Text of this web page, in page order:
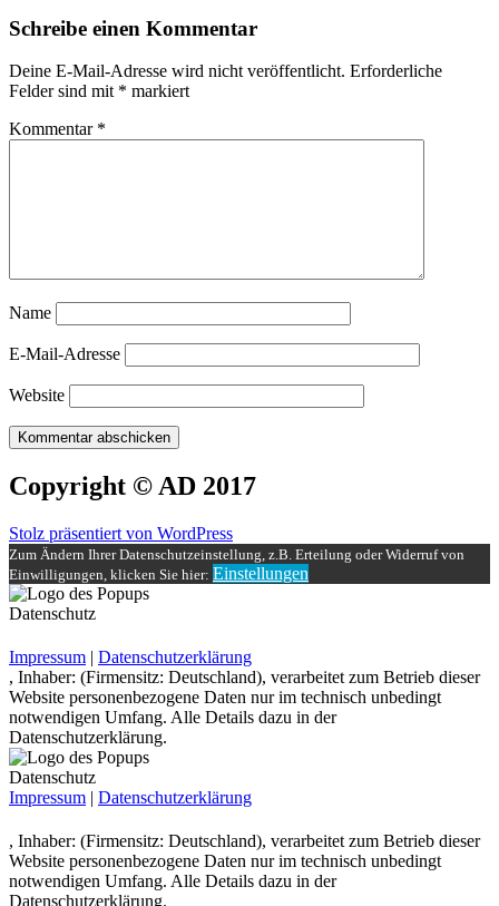
Schreibe einen Kommentar
Deine E-Mail-Adresse wird nicht veröffentlicht. Erforderliche
Felder sind mit * markiert
Kommentar *
Name
E-Mail-Adresse
Website
Copyright © AD 2017
Stolz präsentiert von WordPress
Zum Ändern Ihrer Datenschutzeinstellung, z.B. Erteilung oder Widerruf von
Einwilligungen, klicken Sie hier: Einstellungen
Datenschutz
Impressum | Datenschutzerklärung
, Inhaber: (Firmensitz: Deutschland), verarbeitet zum Betrieb dieser
Website personenbezogene Daten nur im technisch unbedingt
notwendigen Umfang. Alle Details dazu in der
Datenschutzerklärung.
Datenschutz
Impressum | Datenschutzerklärung
, Inhaber: (Firmensitz: Deutschland), verarbeitet zum Betrieb dieser
Website personenbezogene Daten nur im technisch unbedingt
notwendigen Umfang. Alle Details dazu in der
Datenschutzerklärung.